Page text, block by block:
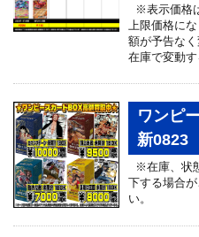
※表示価格
上限価格に
額が予告な
在庫で変動
ワンピ
新0823
※在庫、状
下する場合
い。